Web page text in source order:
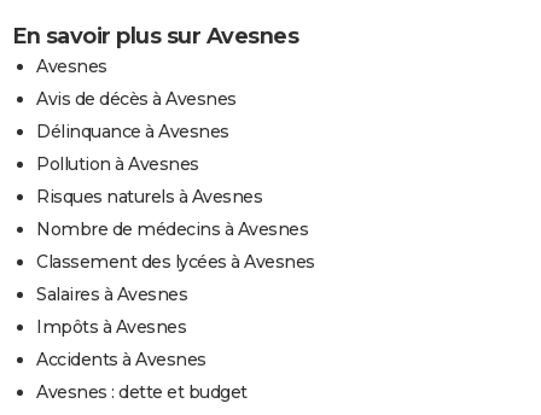
En savoir plus sur Avesnes
Avesnes
Avis de décès à Avesnes
Délinquance à Avesnes
Pollution à Avesnes
Risques naturels à Avesnes
Nombre de médecins à Avesnes
Classement des lycées à Avesnes
Salaires à Avesnes
Impôts à Avesnes
Accidents à Avesnes
Avesnes : dette et budget